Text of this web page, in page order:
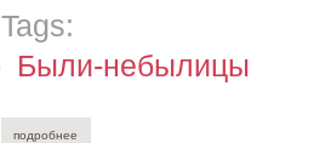
Tags:
Были-небылицы
подробнее